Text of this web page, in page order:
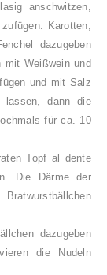
anschwitzen,
Karotten,
dazugeben
mit Weißwein und
und mit Salz
lassen, dann die
für ca. 10
Topf al dente
Die Därme der
Bratwurstbällchen
dazugeben
die Nudeln